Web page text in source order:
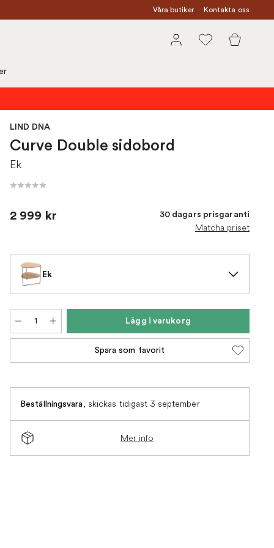
Våra butiker Kontakta oss
LIND DNA
Curve Double sidobord
Ek
2 999 kr 30 dagars prisgaranti
Matcha priset
Ek
Lägg i varukorg
Spara som favorit
Beställningsvara, skickas tidigast 3 september
Mer info